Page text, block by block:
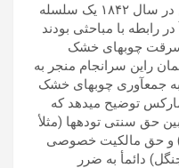
” را منتشر میکند. مارکس در سال ١٨۴٢ يک سلسله
رابطه با مباحثی بودند
“سرقت چوبھای خشک
راين سرانجام منجر به
به جمعآوری چوبھای خشک
مارکس توضيح میدھد که
حق سنتی تودهھا (مثلأ
و حق مالکيت خصوصی
دائمأ به ضرر